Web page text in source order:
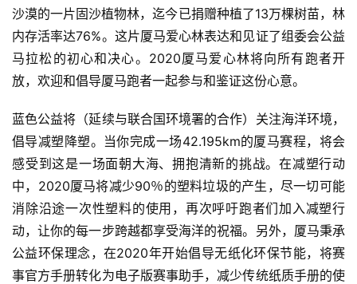
比
赛
观
察
装
备
沙漠的一片固沙植物林，迄今已捐赠种植了13万棵树苗，林
内存活率达76%。这片厦马爱心林表达和见证了组委会公益
马拉松的初心和决心。2020厦马爱心林将向所有跑者开
放，欢迎和倡导厦马跑者一起参与和鉴证这份心意。
蓝色公益将（延续与联合国环境署的合作）关注海洋环境，
倡导减塑降塑。当你完成一场42.195km的厦马赛程，将会
感受到这是一场面朝大海、拥抱清新的挑战。在减塑行动
中，2020厦马将减少90％的塑料垃圾的产生，尽一切可能
消除沿途一次性塑料的使用，再次呼吁跑者们加入减塑行
动，让你的每一步跨越都享受海洋的祝福。另外，厦马秉承
公益环保理念，在2020年开始倡导无纸化环保节能，将赛
事官方手册转化为电子版赛事助手，减少传统纸质手册的使